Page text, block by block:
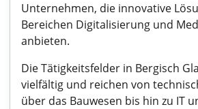
Unternehmen, die innovative
Bereichen Digitalisierung und
anbieten.
Die Tätigkeitsfelder in Bergisch
vielfältig und reichen von
über das Bauwesen bis hin zu IT